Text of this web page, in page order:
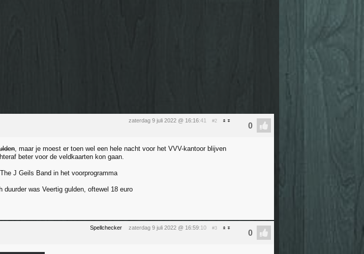
zaterdag 9 juli 2022 @ 16:16:41 #2
, maar je moest er toen wel een hele nacht voor het VVV-kantoor blijven
beter voor de veldkaarten kon gaan.
J Geils Band in het voorprogramma
was Veertig gulden, oftewel 18 euro
Spellchecker zaterdag 9 juli 2022 @ 16:59:10 #3